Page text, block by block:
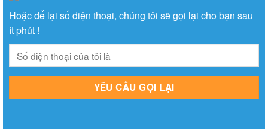
Hoặc để lại số điện thoại, chúng tôi sẽ gọi lại cho bạn sau
ít phút !